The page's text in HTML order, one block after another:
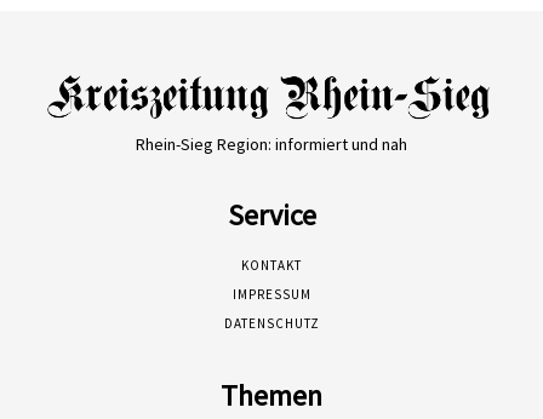
Rhein-Sieg Region: informiert und nah
Service
KONTAKT
IMPRESSUM
DATENSCHUTZ
Themen